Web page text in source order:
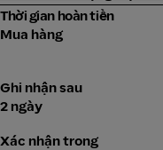
Thời gian hoàn tiền
Mua hàng
Ghi nhận sau
2 ngày
Xác nhận trong